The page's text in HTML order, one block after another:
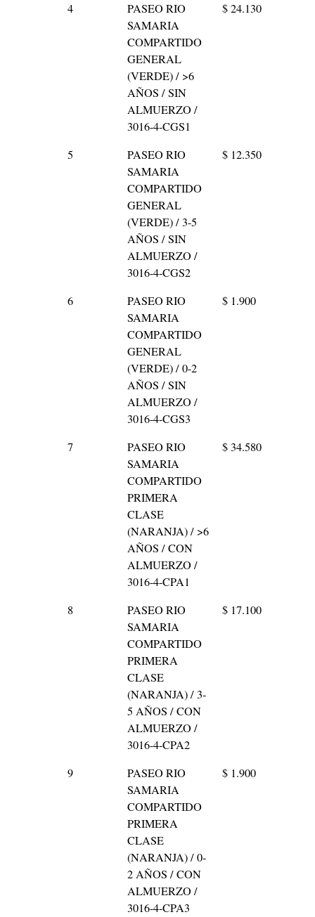
4
PASEO RIO
SAMARIA
COMPARTIDO
GENERAL
(VERDE) / >6
AÑOS / SIN
ALMUERZO /
3016-4-CGS1
$ 24.130
5
PASEO RIO
SAMARIA
COMPARTIDO
GENERAL
(VERDE) / 3-5
AÑOS / SIN
ALMUERZO /
3016-4-CGS2
$ 12.350
6
PASEO RIO
SAMARIA
COMPARTIDO
GENERAL
(VERDE) / 0-2
AÑOS / SIN
ALMUERZO /
3016-4-CGS3
$ 1.900
7
PASEO RIO
SAMARIA
COMPARTIDO
PRIMERA
CLASE
(NARANJA) / >6
AÑOS / CON
ALMUERZO /
3016-4-CPA1
$ 34.580
8
PASEO RIO
SAMARIA
COMPARTIDO
PRIMERA
CLASE
(NARANJA) / 3-
5 AÑOS / CON
ALMUERZO /
3016-4-CPA2
$ 17.100
9
PASEO RIO
SAMARIA
COMPARTIDO
PRIMERA
CLASE
(NARANJA) / 0-
2 AÑOS / CON
ALMUERZO /
3016-4-CPA3
$ 1.900